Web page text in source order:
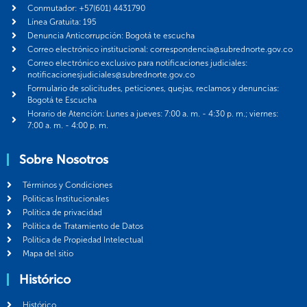
Conmutador: +57(601) 4431790
Línea Gratuita: 195
Denuncia Anticorrupción: Bogotá te escucha
Correo electrónico institucional: correspondencia@subrednorte.gov.co
Correo electrónico exclusivo para notificaciones judiciales:
notificacionesjudiciales@subrednorte.gov.co
Formulario de solicitudes, peticiones, quejas, reclamos y denuncias:
Bogotá te Escucha
Horario de Atención: Lunes a jueves: 7:00 a. m. - 4:30 p. m.; viernes:
7:00 a. m. - 4:00 p. m.
Sobre Nosotros
Términos y Condiciones
Politicas Institucionales
Política de privacidad
Política de Tratamiento de Datos
Política de Propiedad Intelectual
Mapa del sitio
Histórico
Histórico